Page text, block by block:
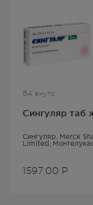
БА внутр
Сингуляр таб
Сингуляр , Merck
Limited,
1597.00 Р